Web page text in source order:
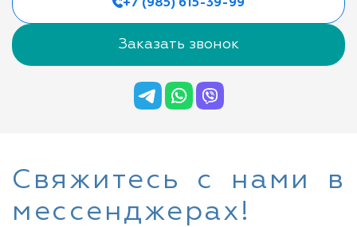
+7 (985) 615-39-99
Заказать звонок
Свяжитесь с нами в
мессенджерах!